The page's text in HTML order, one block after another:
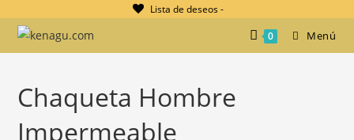
Lista de deseos -
0
Menú
Chaqueta Hombre
Impermeable